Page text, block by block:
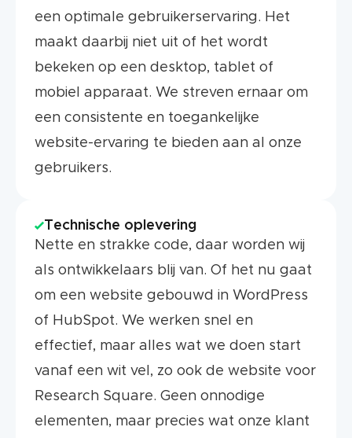
een optimale gebruikerservaring. Het
maakt daarbij niet uit of het wordt
bekeken op een desktop, tablet of
mobiel apparaat. We streven ernaar om
een consistente en toegankelijke
website-ervaring te bieden aan al onze
gebruikers.
Technische oplevering
Nette en strakke code, daar worden wij
als ontwikkelaars blij van. Of het nu gaat
om een website gebouwd in WordPress
of HubSpot. We werken snel en
effectief, maar alles wat we doen start
vanaf een wit vel, zo ook de website voor
Research Square. Geen onnodige
elementen, maar precies wat onze klant